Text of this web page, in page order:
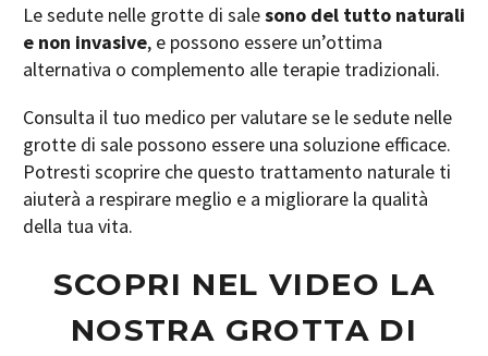
Le sedute nelle grotte di salesono del tutto naturali
e non invasive, e possono essere un’ottima
alternativa o complemento alle terapie tradizionali.
Consulta il tuo medico per valutare se le sedute nelle
grotte di sale possono essere una soluzione efficace.
Potresti scoprire che questo trattamento naturale ti
aiuterà a respirare meglio e a migliorare la qualità
della tua vita.
SCOPRI NEL VIDEO LA
NOSTRA GROTTA DI